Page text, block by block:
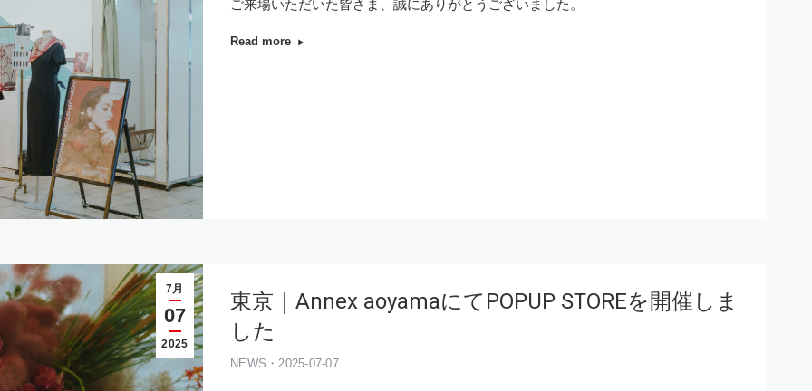
ご来場いただいた皆さま、誠にありがとうございました。
Read more
7月
07
2025
東京｜Annex aoyamaにてPOPUP STOREを開催しま
した
NEWS・2025-07-07